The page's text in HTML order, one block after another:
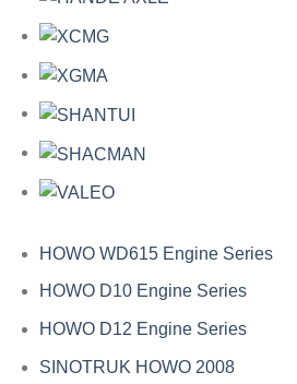
HOWO WD615 Engine Series
HOWO D10 Engine Series
HOWO D12 Engine Series
SINOTRUK HOWO 2008